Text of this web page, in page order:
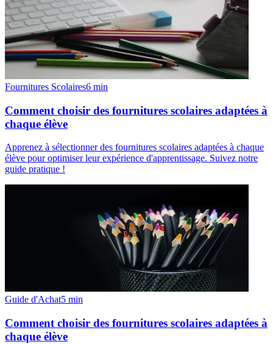
Fournitures Scolaires6 min
Comment choisir des fournitures scolaires adaptées à
chaque élève
Apprenez à sélectionner des fournitures scolaires adaptées à chaque
élève pour optimiser leur expérience d'apprentissage. Suivez notre
guide pratique !
Guide d'Achat5 min
Comment choisir des fournitures scolaires adaptées à
chaque élève